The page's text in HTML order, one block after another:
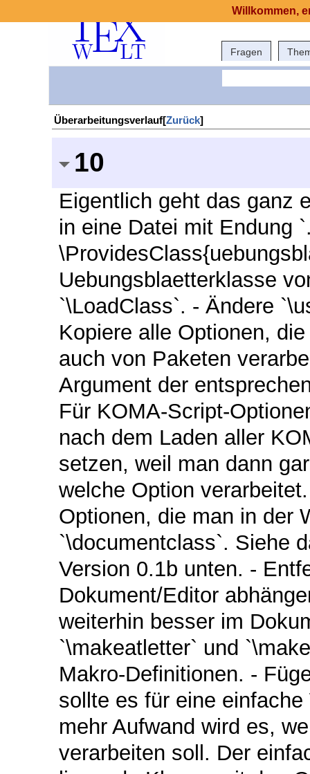
Fragen
Überarbeitungsverlauf[Zurück]
10
Eigentlich geht das ganz
in eine Datei mit Endung
Uebungsblaetterklasse
`\LoadClass`. - Ändere
Kopiere alle Optionen,
auch von Paketen
Argument der
Für KOMA-Script-
nach dem Laden aller
setzen, weil man dann
welche Option
Optionen, die man in der
`\documentclass`. Siehe
Version 0.1b unten. -
Dokument/Editor
weiterhin besser im
`\makeatletter` und
Makro-Definitionen. -
sollte es für eine
mehr Aufwand wird es,
verarbeiten soll. Der
Willkommen,